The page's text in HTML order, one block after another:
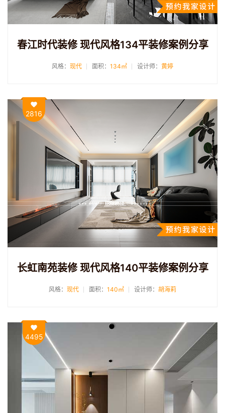
春江时代装修 现代风格134平装修案例分享
风格： 现代 面积： 134㎡ 设计师： 黄婷
2816
长虹南苑装修 现代风格140平装修案例分享
风格： 现代 面积： 140㎡ 设计师： 胡海莉
4495